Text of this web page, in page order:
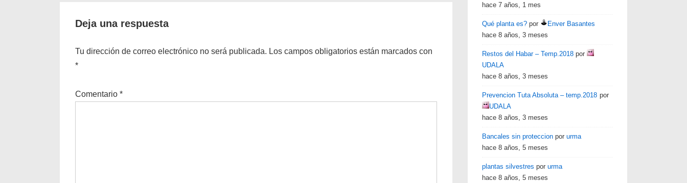
Deja una respuesta
Tu dirección de correo electrónico no será publicada. Los campos obligatorios están marcados con
*
Comentario *
hace 7 años, 1 mes
Qué planta es? por
Enver Basantes
hace 8 años, 3 meses
Restos del Habar – Temp.2018 por
UDALA
hace 8 años, 3 meses
Prevencion Tuta Absoluta – temp.2018 por
UDALA
hace 8 años, 3 meses
Bancales sin proteccion por urma
hace 8 años, 5 meses
plantas silvestres por urma
hace 8 años, 5 meses